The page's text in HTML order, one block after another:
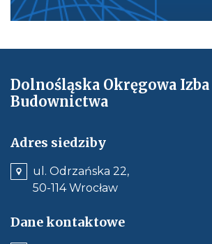
Dolnośląska Okręgowa
Budownictwa
Adres siedziby
ul. Odrzańska 22,
50-114 Wrocław
Dane kontaktowe